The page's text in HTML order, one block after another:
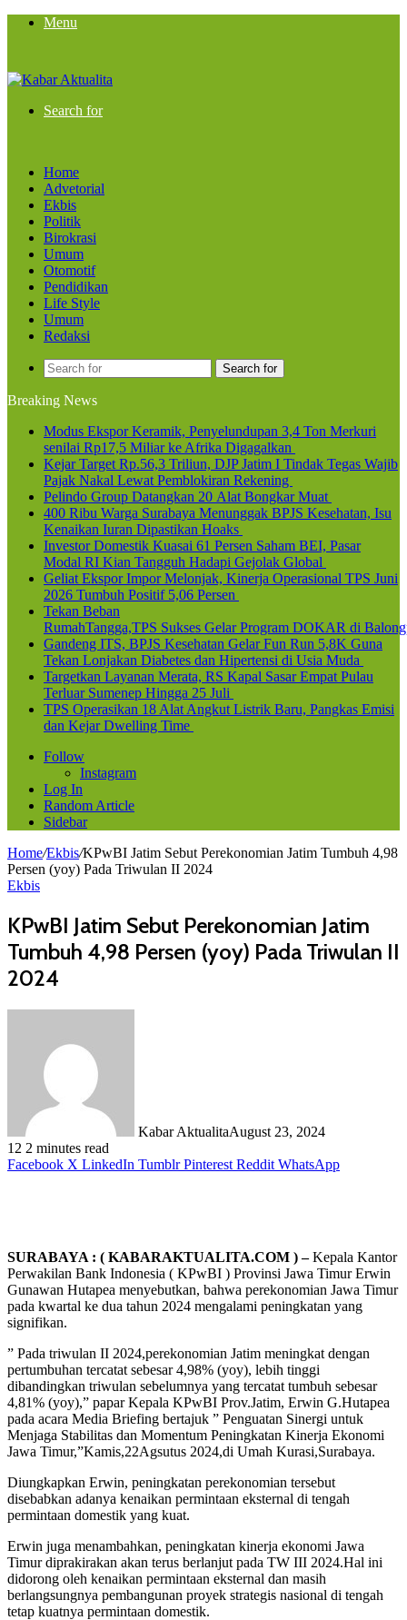
Menu
Search for
Home
Advetorial
Ekbis
Politik
Birokrasi
Umum
Otomotif
Pendidikan
Life Style
Umum
Redaksi
Search for
Breaking News
Modus Ekspor Keramik, Penyelundupan 3,4 Ton Merkuri
senilai Rp17,5 Miliar ke Afrika Digagalkan
Kejar Target Rp.56,3 Triliun, DJP Jatim I Tindak Tegas Wajib
Pajak Nakal Lewat Pemblokiran Rekening
Pelindo Group Datangkan 20 Alat Bongkar Muat
400 Ribu Warga Surabaya Menunggak BPJS Kesehatan, Isu
Kenaikan Iuran Dipastikan Hoaks
Investor Domestik Kuasai 61 Persen Saham BEI, Pasar
Modal RI Kian Tangguh Hadapi Gejolak Global
Geliat Ekspor Impor Melonjak, Kinerja Operasional TPS Juni
2026 Tumbuh Positif 5,06 Persen
Tekan Beban
RumahTangga,TPS Sukses Gelar Program DOKAR di
Gandeng ITS, BPJS Kesehatan Gelar Fun Run 5,8K Guna
Tekan Lonjakan Diabetes dan Hipertensi di Usia Muda
Targetkan Layanan Merata, RS Kapal Sasar Empat Pulau
Terluar Sumenep Hingga 25 Juli
TPS Operasikan 18 Alat Angkut Listrik Baru, Pangkas Emisi
dan Kejar Dwelling Time
Follow
Instagram
Log In
Random Article
Sidebar
Home/Ekbis/KPwBI Jatim Sebut Perekonomian Jatim Tumbuh 4,98
Persen (yoy) Pada Triwulan II 2024
Ekbis
KPwBI Jatim Sebut Perekonomian Jatim
Tumbuh 4,98 Persen (yoy) Pada Triwulan II
2024
Kabar AktualitaAugust 23, 2024
12 2 minutes read
Facebook X LinkedIn Tumblr Pinterest Reddit WhatsApp
SURABAYA : ( KABARAKTUALITA.COM ) –Kepala Kantor
Perwakilan Bank Indonesia ( KPwBI ) Provinsi Jawa Timur Erwin
Gunawan Hutapea menyebutkan, bahwa perekonomian Jawa Timur
pada kwartal ke dua tahun 2024 mengalami peningkatan yang
signifikan.
” Pada triwulan II 2024,perekonomian Jatim meningkat dengan
pertumbuhan tercatat sebesar 4,98% (yoy), lebih tinggi
dibandingkan triwulan sebelumnya yang tercatat tumbuh sebesar
4,81% (yoy),” papar Kepala KPwBI Prov.Jatim, Erwin G.Hutapea
pada acara Media Briefing bertajuk ” Penguatan Sinergi untuk
Menjaga Stabilitas dan Momentum Peningkatan Kinerja Ekonomi
Jawa Timur,”Kamis,22Agsutus 2024,di Umah Kurasi,Surabaya.
Diungkapkan Erwin, peningkatan perekonomian tersebut
disebabkan adanya kenaikan permintaan eksternal di tengah
permintaan domestik yang kuat.
Erwin juga menambahkan, peningkatan kinerja ekonomi Jawa
Timur diprakirakan akan terus berlanjut pada TW III 2024.Hal ini
didorong oleh kenaikan permintaan eksternal dan masih
berlangsungnya pembangunan proyek strategis nasional di tengah
tetap kuatnya permintaan domestik.